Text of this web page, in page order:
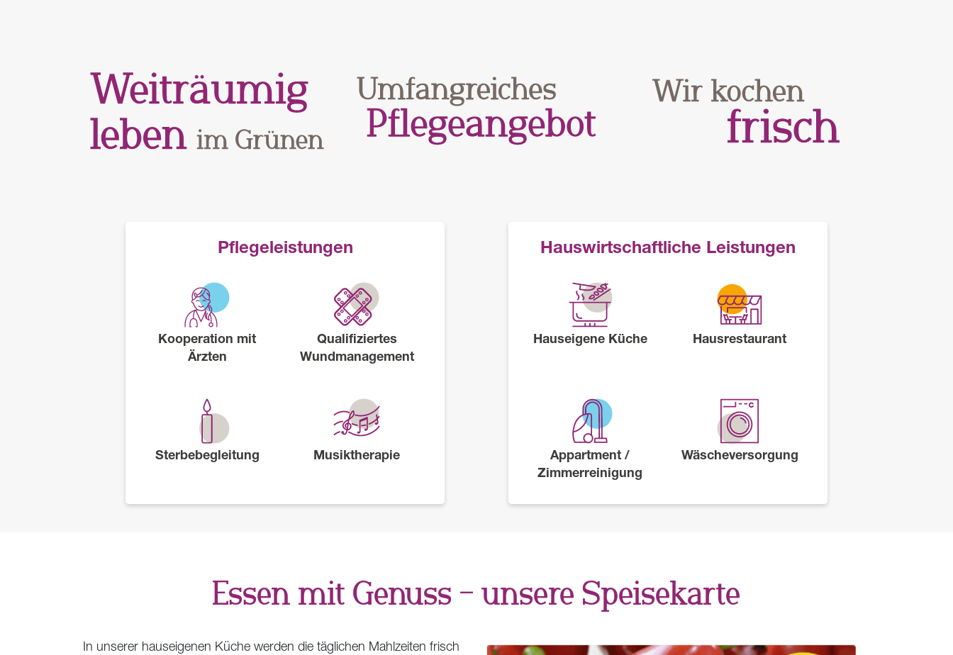
Pflegeleistungen
Kooperation mit
Ärzten
Qualifiziertes
Wundmanagement
Sterbebegleitung Musiktherapie
Hauswirtschaftliche Leistungen
Hauseigene Küche Hausrestaurant
Appartment /
Zimmerreinigung
Wäscheversorgung
Essen mit Genuss – unsere Speisekarte
In unserer hauseigenen Küche werden die täglichen Mahlzeiten frisch